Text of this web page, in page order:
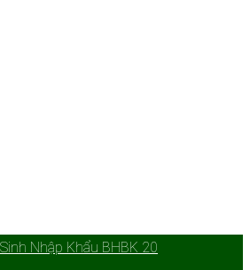
Nhập Khẩu BHBK 20